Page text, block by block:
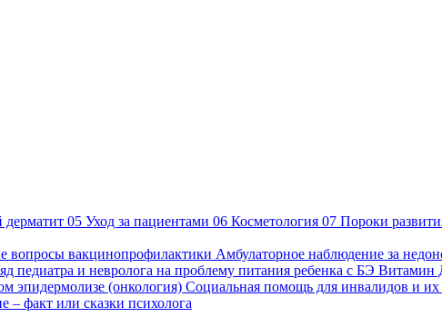
дерматит 05 Уход за пациентами 06 Косметология 07 Пороки
вопросы вакцинопрофилактики Амбулаторное наблюдение за
педиатра и невролога на проблему питания ребенка с БЭ Витамин
эпидермолизе (онкология) Социальная помощь для инвалидов и их
– факт или сказки психолога